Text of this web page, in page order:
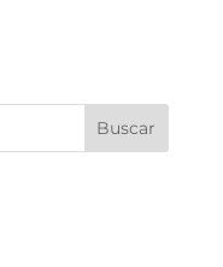
Buscar